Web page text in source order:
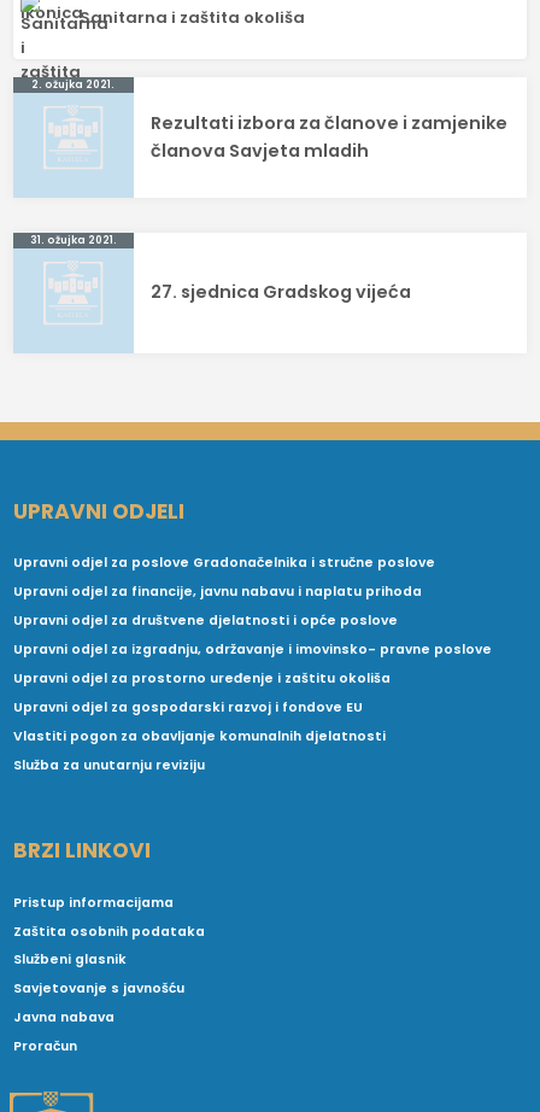
Sanitarna i zaštita okoliša
Navigacija
objava
2. ožujka 2021.
Rezultati izbora za članove i zamjenike
članova Savjeta mladih
31. ožujka 2021.
27. sjednica Gradskog vijeća
UPRAVNI ODJELI
Upravni odjel za poslove Gradonačelnika i stručne poslove
Upravni odjel za financije, javnu nabavu i naplatu prihoda
Upravni odjel za društvene djelatnosti i opće poslove
Upravni odjel za izgradnju, održavanje i imovinsko- pravne poslove
Upravni odjel za prostorno uređenje i zaštitu okoliša
Upravni odjel za gospodarski razvoj i fondove EU
Vlastiti pogon za obavljanje komunalnih djelatnosti
Služba za unutarnju reviziju
BRZI LINKOVI
Pristup informacijama
Zaštita osobnih podataka
Službeni glasnik
Savjetovanje s javnošću
Javna nabava
Proračun